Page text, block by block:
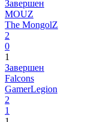
Завершен
MOUZ
The MongolZ
2
0
1
Завершен
Falcons
GamerLegion
2
1